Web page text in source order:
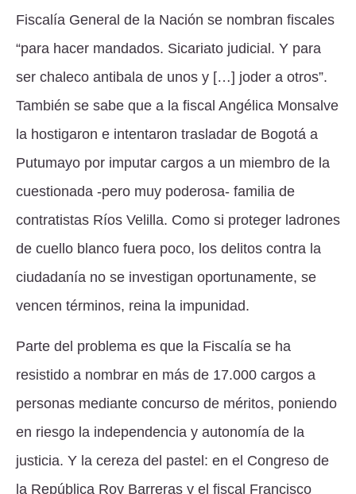
Fiscalía General de la Nación se nombran fiscales
“para hacer mandados. Sicariato judicial. Y para
ser chaleco antibala de unos y […] joder a otros”.
También se sabe que a la fiscal Angélica Monsalve
la hostigaron e intentaron trasladar de Bogotá a
Putumayo por imputar cargos a un miembro de la
cuestionada -pero muy poderosa- familia de
contratistas Ríos Velilla. Como si proteger ladrones
de cuello blanco fuera poco, los delitos contra la
ciudadanía no se investigan oportunamente, se
vencen términos, reina la impunidad.
Parte del problema es que la Fiscalía se ha
resistido a nombrar en más de 17.000 cargos a
personas mediante concurso de méritos, poniendo
en riesgo la independencia y autonomía de la
justicia. Y la cereza del pastel: en el Congreso de
la República Roy Barreras y el fiscal Francisco